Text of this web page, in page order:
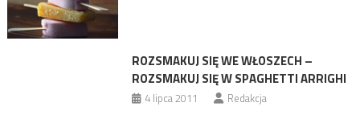
ROZSMAKUJ SIĘ WE WŁOSZECH –
ROZSMAKUJ SIĘ W SPAGHETTI ARRIGHI
4 lipca 2011 Redakcja